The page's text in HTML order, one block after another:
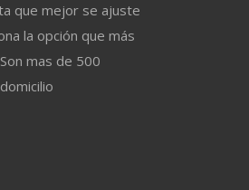
que mejor se ajuste
la opción que más
mas de 500